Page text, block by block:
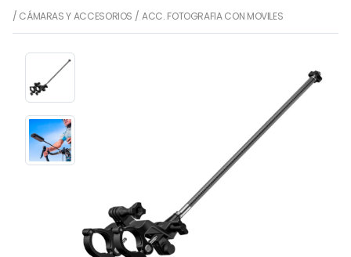
/ CÁMARAS Y ACCESORIOS /ACC. FOTOGRAFIA CON MOVILES